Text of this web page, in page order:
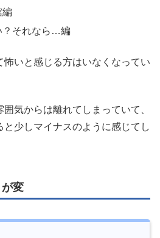
編
？それなら…編
怖いと感じる方はいなくなってい
気からは離れてしまっていて、
少しマイナスのように感じてし
変